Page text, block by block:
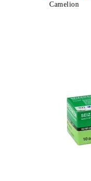
Camelion